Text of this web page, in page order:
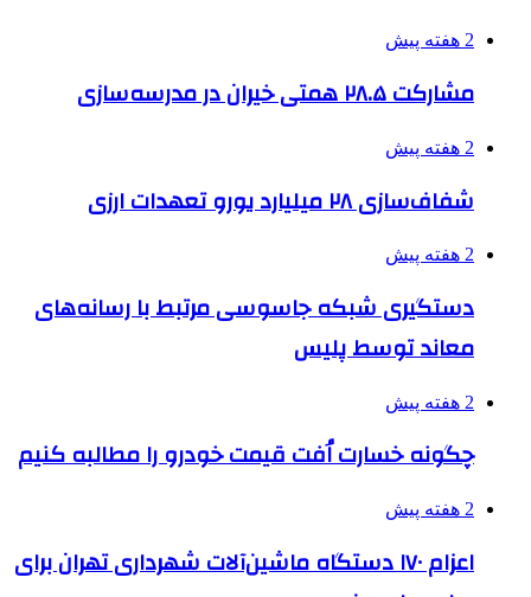
2 هفته پیش
مشارکت ۲۸.۵ همتی خیران در مدرسه‌سازی
2 هفته پیش
شفاف‌سازی ۲۸ میلیارد یورو تعهدات ارزی
2 هفته پیش
دستگیری شبکه جاسوسی مرتبط با رسانه‌های
معاند توسط پلیس
2 هفته پیش
چگونه خسارت اُفت قیمت خودرو را مطالبه کنیم
2 هفته پیش
اعزام ۱۷۰ دستگاه ماشین‌آلات شهرداری تهران برای